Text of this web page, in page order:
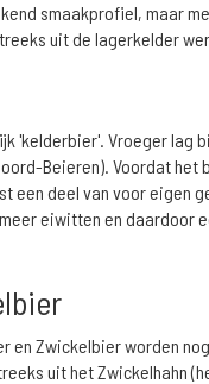
smaakprofiel, maar
uit de lagerkelder
'kelderbier'. Vroeger lag
Beieren). Voordat
een deel van voor eigen
eiwitten en daardoor
en Zwickelbier worden
uit het Zwickelhahn